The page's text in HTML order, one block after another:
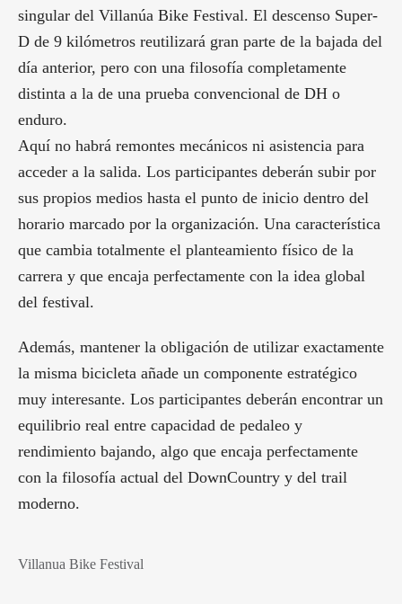
singular del Villanúa Bike Festival. El descenso Super-
D de 9 kilómetros reutilizará gran parte de la bajada del
día anterior, pero con una filosofía completamente
distinta a la de una prueba convencional de DH o
enduro.
Aquí no habrá remontes mecánicos ni asistencia para
acceder a la salida. Los participantes deberán subir por
sus propios medios hasta el punto de inicio dentro del
horario marcado por la organización. Una característica
que cambia totalmente el planteamiento físico de la
carrera y que encaja perfectamente con la idea global
del festival.
Además, mantener la obligación de utilizar exactamente
la misma bicicleta añade un componente estratégico
muy interesante. Los participantes deberán encontrar un
equilibrio real entre capacidad de pedaleo y
rendimiento bajando, algo que encaja perfectamente
con la filosofía actual del DownCountry y del trail
moderno.
Villanua Bike Festival